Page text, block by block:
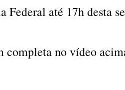
Federal até 17h desta
completa no vídeo